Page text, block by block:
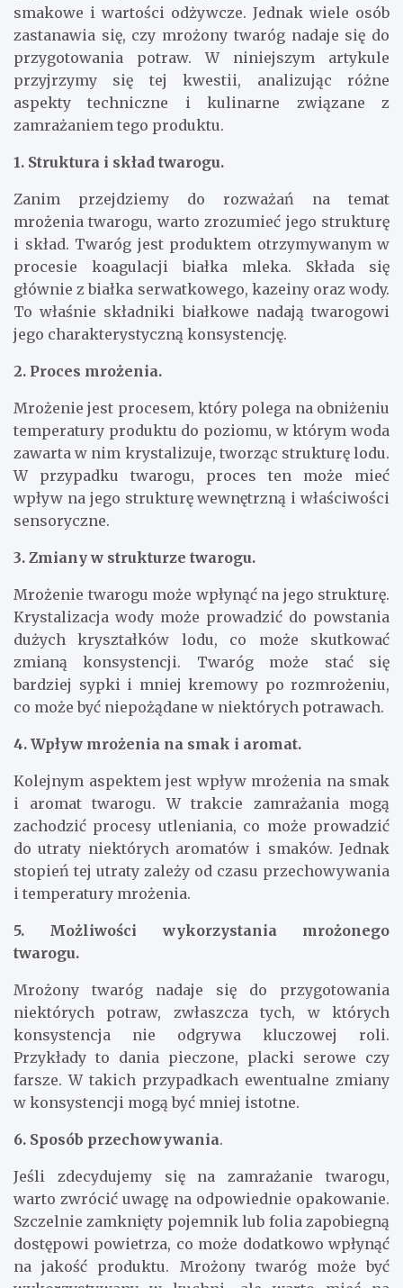
smakowe i wartości odżywcze. Jednak wiele osób
zastanawia się, czy mrożony twaróg nadaje się do
przygotowania potraw. W niniejszym artykule
przyjrzymy się tej kwestii, analizując różne
aspekty techniczne i kulinarne związane z
zamrażaniem tego produktu.
1. Struktura i skład twarogu.
Zanim przejdziemy do rozważań na temat
mrożenia twarogu, warto zrozumieć jego strukturę
i skład. Twaróg jest produktem otrzymywanym w
procesie koagulacji białka mleka. Składa się
głównie z białka serwatkowego, kazeiny oraz wody.
To właśnie składniki białkowe nadają twarogowi
jego charakterystyczną konsystencję.
2. Proces mrożenia.
Mrożenie jest procesem, który polega na obniżeniu
temperatury produktu do poziomu, w którym woda
zawarta w nim krystalizuje, tworząc strukturę lodu.
W przypadku twarogu, proces ten może mieć
wpływ na jego strukturę wewnętrzną i właściwości
sensoryczne.
3. Zmiany w strukturze twarogu.
Mrożenie twarogu może wpłynąć na jego strukturę.
Krystalizacja wody może prowadzić do powstania
dużych kryształków lodu, co może skutkować
zmianą konsystencji. Twaróg może stać się
bardziej sypki i mniej kremowy po rozmrożeniu,
co może być niepożądane w niektórych potrawach.
4. Wpływ mrożenia na smak i aromat.
Kolejnym aspektem jest wpływ mrożenia na smak
i aromat twarogu. W trakcie zamrażania mogą
zachodzić procesy utleniania, co może prowadzić
do utraty niektórych aromatów i smaków. Jednak
stopień tej utraty zależy od czasu przechowywania
i temperatury mrożenia.
5. Możliwości wykorzystania mrożonego
twarogu.
Mrożony twaróg nadaje się do przygotowania
niektórych potraw, zwłaszcza tych, w których
konsystencja nie odgrywa kluczowej roli.
Przykłady to dania pieczone, placki serowe czy
farsze. W takich przypadkach ewentualne zmiany
w konsystencji mogą być mniej istotne.
6. Sposób przechowywania.
Jeśli zdecydujemy się na zamrażanie twarogu,
warto zwrócić uwagę na odpowiednie opakowanie.
Szczelnie zamknięty pojemnik lub folia zapobiegną
dostępowi powietrza, co może dodatkowo wpłynąć
na jakość produktu. Mrożony twaróg może być